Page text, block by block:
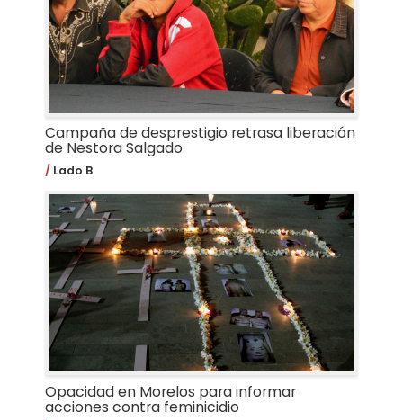
Campaña de desprestigio retrasa liberación
de Nestora Salgado
Lado B
Opacidad en Morelos para informar
acciones contra feminicidio